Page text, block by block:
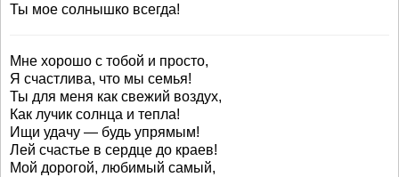
Ты мое солнышко всегда!
Мне хорошо с тобой и просто,
Я счастлива, что мы семья!
Ты для меня как свежий воздух,
Как лучик солнца и тепла!
Ищи удачу — будь упрямым!
Лей счастье в сердце до краев!
Мой дорогой, любимый самый,